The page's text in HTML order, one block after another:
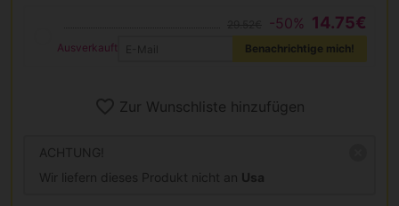
-50% 14.75€
Ausverkauft Benachrichtige mich!
Zur Wunschliste hinzufügen
ACHTUNG!
Wir liefern dieses Produkt nicht an Usa